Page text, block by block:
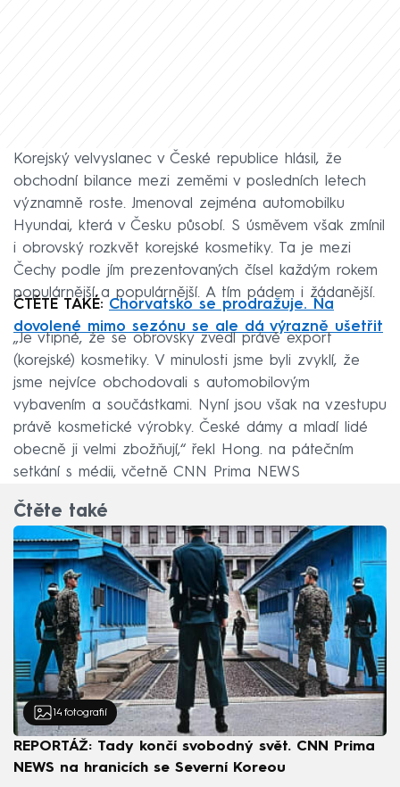
Korejský velvyslanec v České republice hlásil, že
obchodní bilance mezi zeměmi v posledních letech
významně roste. Jmenoval zejména automobilku
Hyundai, která v Česku působí. S úsměvem však zmínil
i obrovský rozkvět korejské kosmetiky. Ta je mezi
Čechy podle jím prezentovaných čísel každým rokem
populárnější a populárnější. A tím pádem i žádanější.
ČTĚTE TAKÉ: Chorvatsko se prodražuje. Na
dovolené mimo sezónu se ale dá výrazně ušetřit
„Je vtipné, že se obrovsky zvedl právě export
(korejské) kosmetiky. V minulosti jsme byli zvyklí, že
jsme nejvíce obchodovali s automobilovým
vybavením a součástkami. Nyní jsou však na vzestupu
právě kosmetické výrobky. České dámy a mladí lidé
obecně ji velmi zbožňují,“ řekl Hong. na pátečním
setkání s médii, včetně CNN Prima NEWS
Čtěte také
14 fotografií
REPORTÁŽ: Tady končí svobodný svět. CNN Prima
NEWS na hranicích se Severní Koreou